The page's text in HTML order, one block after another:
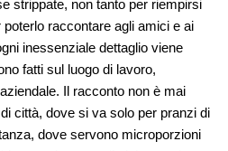
strippate, non tanto per riempirsi
raccontare agli amici e ai
inessenziale dettaglio viene
fatti sul luogo di lavoro,
Il racconto non è mai
città, dove si va solo per pranzi di
dove servono microporzioni